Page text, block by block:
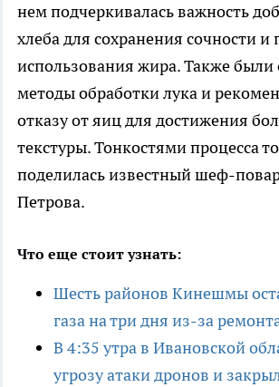
нем подчеркивалась важность
хлеба для сохранения сочности и
использования жира. Также
методы обработки лука и
отказу от яиц для достижения
текстуры. Тонкостями процесса
поделилась известный шеф-
Петрова.
Что еще стоит узнать:
Шесть районов Кинешмы
газа на три дня из-за
В 4:35 утра в Ивановской
угрозу атаки дронов и